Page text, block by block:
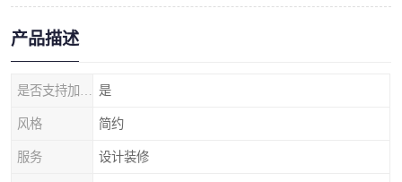
产品描述
是
风格 简约
服务 设计装修